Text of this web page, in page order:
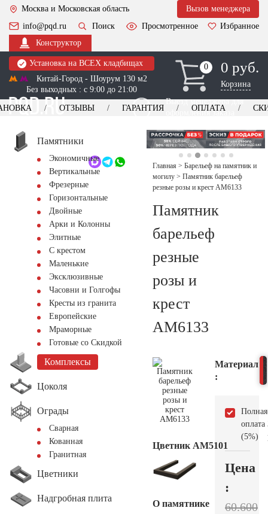
Москва и Московская область
Вызов менеджера
info@pqd.ru
Поиск Просмотренное
Избранное
Конструктор
Установка на ВСЕХ кладбищах
Китай-Город - Шоурум 130 м2
Без выходных : с 9:00 до 21:00
0
0 0 руб.
Корзина
Выезд менеджера для
оформления заказа
+7 (495) 518-44-23
Обратный звонок
ОТЗЫВЫ ГАРАНТИЯ ОПЛАТА
Памятники
Экономичные
Вертикальные
Фрезерные
Горизонтальные
Двойные
Арки и Колонны
Элитные
С крестом
Маленькие
Эксклюзивные
Часовни и Голгофы
Кресты из гранита
Европейские
Мраморные
Готовые со Скидкой
Комплексы
Цоколя
Ограды
Сварная
Кованная
Гранитная
Цветники
Надгробная плита
Главная > Барельеф на памятник и
могилу > Памятник барельеф
резные розы и крест AM6133
Памятник
барельеф
резные
розы и
крест
AM6133
Цветник АМ5101
О памятнике
Материал
:
Полная
оплата
(5%)
Цена
:
60.600